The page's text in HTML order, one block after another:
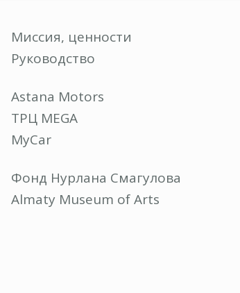
Миссия, ценности
Руководство
Astana Motors
ТРЦ MEGA
MyCar
Фонд Нурлана Смагулова
Almaty Museum of Arts